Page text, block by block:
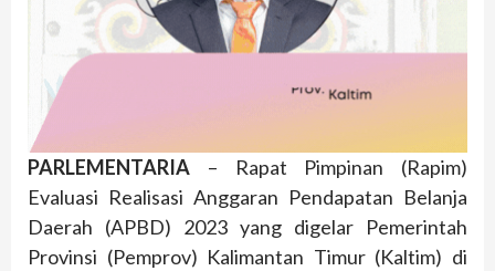
PARLEMENTARIA – Rapat Pimpinan (Rapim)
Evaluasi Realisasi Anggaran Pendapatan Belanja
Daerah (APBD) 2023 yang digelar Pemerintah
Provinsi (Pemprov) Kalimantan Timur (Kaltim) di